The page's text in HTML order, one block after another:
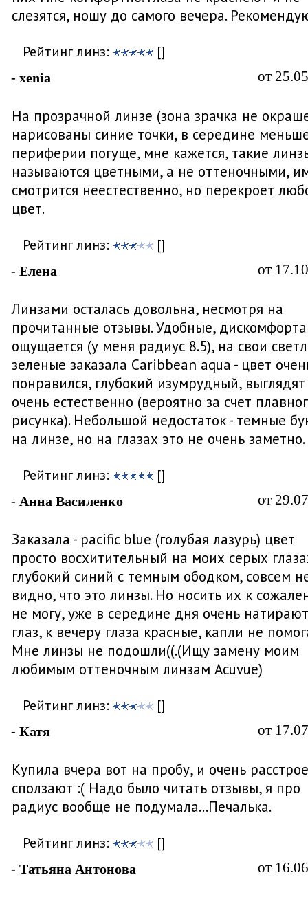
слезятся, ношу до самого вечера.
Рейтинг линз: []
- xenia от
На прозрачной линзе (зона зрачка не
нарисованы синие точки, в середине
периферии погуще, мне кажется, такие
называются цветными, а не оттеночными,
смотрится неестественно, но перекроет
цвет.
Рейтинг линз: []
- Елена от
Линзами осталась довольна, несмотря на
прочитанные отзывы. Удобные,
ощущается (у меня радиус 8.5), на свои
зеленые заказала Caribbean aqua - цвет
понравился, глубокий изумрудный, выглядят
очень естественно (вероятно за счет
рисунка). Небольшой недостаток - темные
на линзе, но на глазах это не очень заметно.
Рейтинг линз: []
- Анна Василенко от
Заказала - pacific blue (голубая лазурь) цвет
просто восхитительный на моих серых
глубокий синий с темным ободком, совсем
видно, что это линзы. Но носить их к
не могу, уже в середине дня очень натирают
глаз, к вечеру глаза красные, капли не
Мне линзы не подошли((.(Ищу замену моим
любимым оттеночным линзам Acuvue)
Рейтинг линз: []
- Катя от
Купила вчера вот на пробу, и очень
сползают :( Надо было читать отзывы, я про
радиус вообще не подумала...Печалька.
Рейтинг линз: []
- Татьяна Антонова от